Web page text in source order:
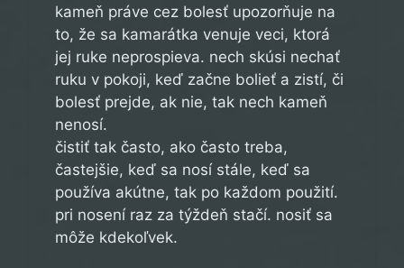
kameň práve cez bolesť upozorňuje na
to, že sa kamarátka venuje veci, ktorá
jej ruke neprospieva. nech skúsi nechať
ruku v pokoji, keď začne bolieť a zistí, či
bolesť prejde, ak nie, tak nech kameň
nenosí.
čistiť tak často, ako často treba,
častejšie, keď sa nosí stále, keď sa
používa akútne, tak po každom použití.
pri nosení raz za týždeň stačí. nosiť sa
môže kdekoľvek.